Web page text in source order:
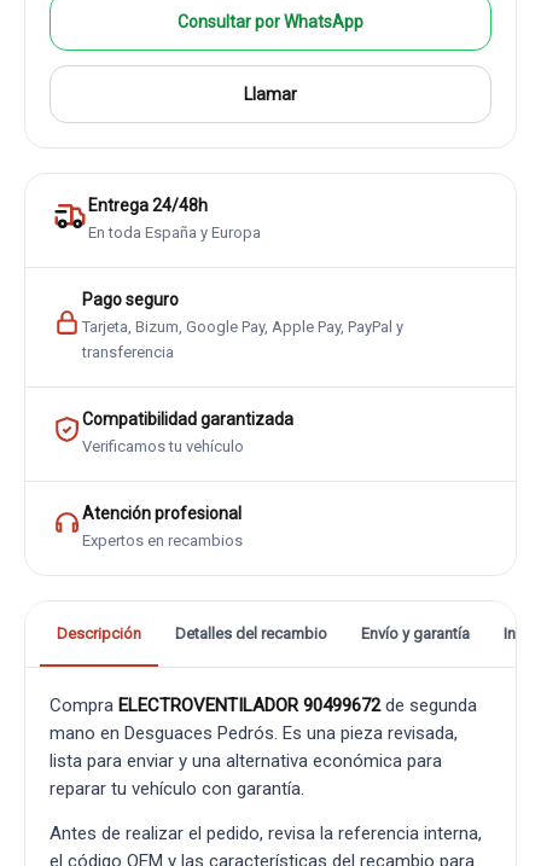
Consultar por WhatsApp
Llamar
Entrega 24/48h
En toda España y Europa
Pago seguro
Tarjeta, Bizum, Google Pay, Apple Pay, PayPal y
transferencia
Compatibilidad garantizada
Verificamos tu vehículo
Atención profesional
Expertos en recambios
Descripción Detalles del recambio Envío y garantía
Compra ELECTROVENTILADOR 90499672de segunda
mano en Desguaces Pedrós. Es una pieza revisada,
lista para enviar y una alternativa económica para
reparar tu vehículo con garantía.
Antes de realizar el pedido, revisa la referencia interna,
el código OEM y las características del recambio para